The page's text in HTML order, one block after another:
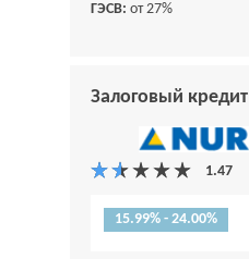
ГЭСВ: от 27%
Залоговый кредит
15.99% - 24.00%